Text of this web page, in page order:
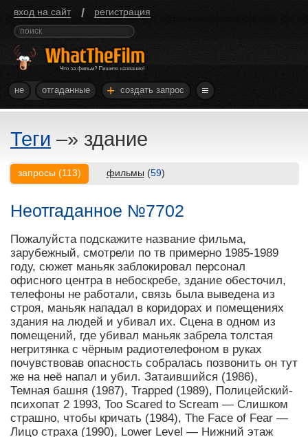
вход на сайт / регистрация
не отгаданные + создать запрос
Теги –» здание
запросы (113) фильмы (59)
Неотгаданное №7702
Пожалуйста подскажите название фильма,
зарубежный, смотрели по тв примерно 1985-1989
году, сюжет маньяк заблокировал персонал
офисного центра в небоскребе, здание обесточил,
телефоны не работали, связь была выведена из
строя, маньяк нападал в коридорах и помещениях
здания на людей и убивал их. Сцена в одном из
помещений, где убивал маньяк забрела толстая
негритянка с чёрным радиотелефоном в руках
почувствовав опасность собралась позвонить он тут
же на неё напал и убил. Затаившийся (1986),
Темная башня (1987), Trapped (1989), Полицейский-
психопат 2 1993, Too Scared to Scream — Слишком
страшно, чтобы кричать (1984), The Face of Fear —
Лицо страха (1990), Lower Level — Нижний этаж